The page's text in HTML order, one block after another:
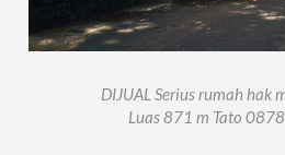
DIJUAL Serius rumah hak
Luas 871 m Tato